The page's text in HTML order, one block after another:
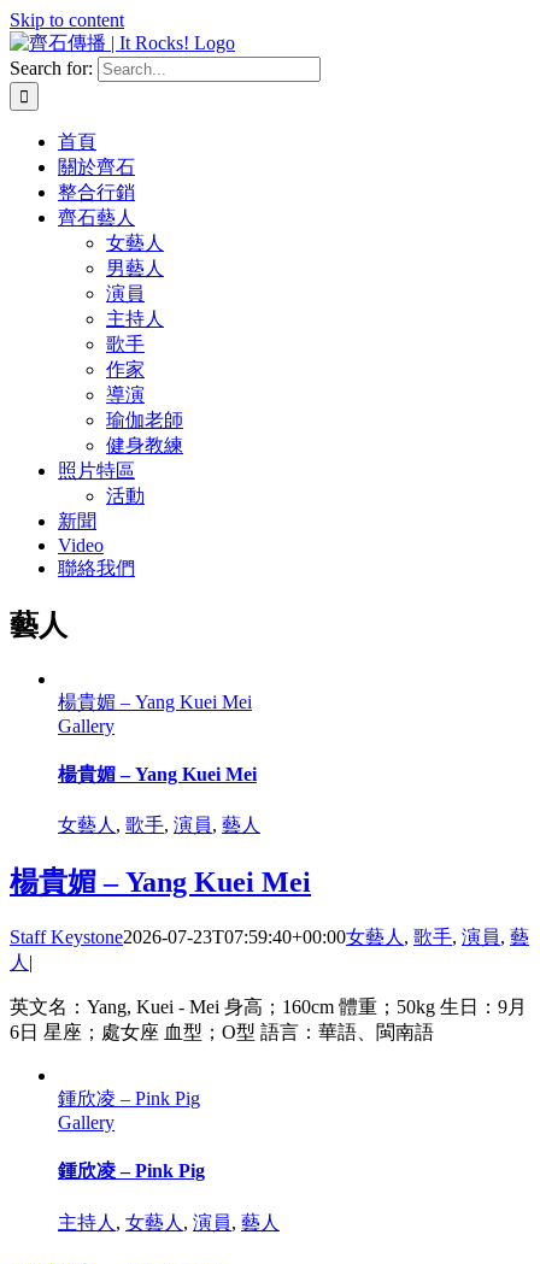
Skip to content
Search for:
首頁
關於齊石
整合行銷
齊石藝人
女藝人
男藝人
演員
主持人
歌手
作家
導演
瑜伽老師
健身教練
照片特區
活動
新聞
Video
聯絡我們
藝人
楊貴媚 – Yang Kuei Mei
Gallery
楊貴媚 – Yang Kuei Mei
女藝人 , 歌手, 演員, 藝人
楊貴媚 – Yang Kuei Mei
Staff Keystone2026-07-23T07:59:40+00:00女藝人 , 歌手, 演員, 藝
人 |
英文名：Yang, Kuei - Mei 身高；160cm 體重；50kg 生日：9月
6日 星座；處女座 血型；O型 語言：華語、閩南語
鍾欣凌 – Pink Pig
Gallery
鍾欣凌 – Pink Pig
主持人 , 女藝人 , 演員, 藝人